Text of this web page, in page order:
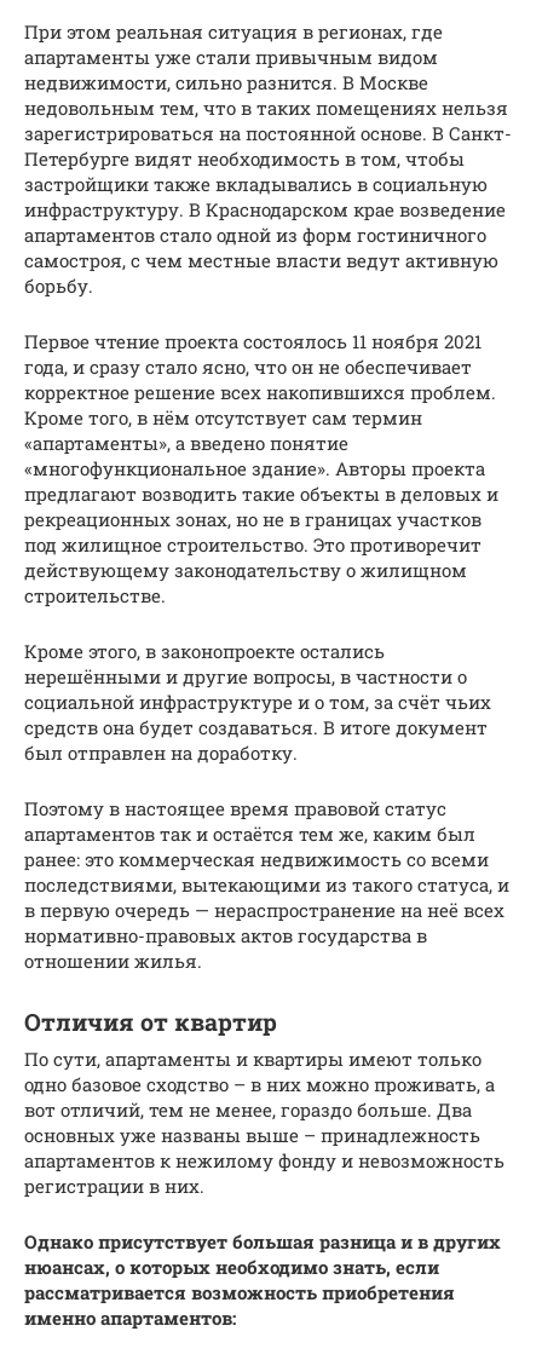
При этом реальная ситуация в регионах, где
апартаменты уже стали привычным видом
недвижимости, сильно разнится. В Москве
недовольным тем, что в таких помещениях нельзя
зарегистрироваться на постоянной основе. В Санкт-
Петербурге видят необходимость в том, чтобы
застройщики также вкладывались в социальную
инфраструктуру. В Краснодарском крае возведение
апартаментов стало одной из форм гостиничного
самостроя, с чем местные власти ведут активную
борьбу.
Первое чтение проекта состоялось 11 ноября 2021
года, и сразу стало ясно, что он не обеспечивает
корректное решение всех накопившихся проблем.
Кроме того, в нём отсутствует сам термин
«апартаменты», а введено понятие
«многофункциональное здание». Авторы проекта
предлагают возводить такие объекты в деловых и
рекреационных зонах, но не в границах участков
под жилищное строительство. Это противоречит
действующему законодательству о жилищном
строительстве.
Кроме этого, в законопроекте остались
нерешёнными и другие вопросы, в частности о
социальной инфраструктуре и о том, за счёт чьих
средств она будет создаваться. В итоге документ
был отправлен на доработку.
Поэтому в настоящее время правовой статус
апартаментов так и остаётся тем же, каким был
ранее: это коммерческая недвижимость со всеми
последствиями, вытекающими из такого статуса, и
в первую очередь — нераспространение на неё всех
нормативно-правовых актов государства в
отношении жилья.
Отличия от квартир
По сути, апартаменты и квартиры имеют только
одно базовое сходство – в них можно проживать, а
вот отличий, тем не менее, гораздо больше. Два
основных уже названы выше – принадлежность
апартаментов к нежилому фонду и невозможность
регистрации в них.
Однако присутствует большая разница и в других
нюансах, о которых необходимо знать, если
рассматривается возможность приобретения
именно апартаментов: